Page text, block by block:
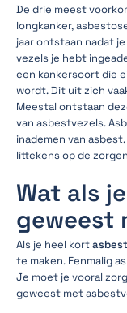
De drie meest
longkanker,
jaar ontstaan nadat
vezels je hebt
een kankersoort die
wordt. Dit uit zich
Meestal ontstaan
van asbestvezels.
inademen van
littekens op de
Wat als
geweest
Als je heel kortasbest
te maken. Eenmalig
Je moet je vooral
geweest met